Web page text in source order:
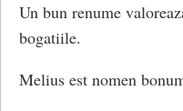
Un bun renume
bogatiile.
Melius est nomen